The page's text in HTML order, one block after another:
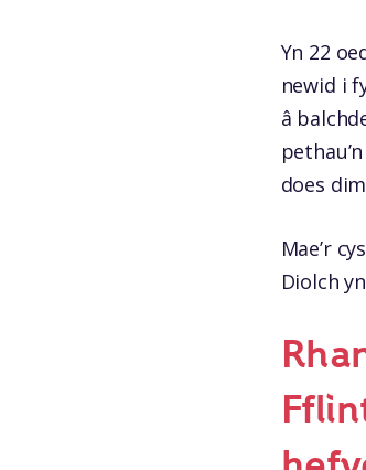
Yn 22
newid i
â
does
Mae’r
Diolch